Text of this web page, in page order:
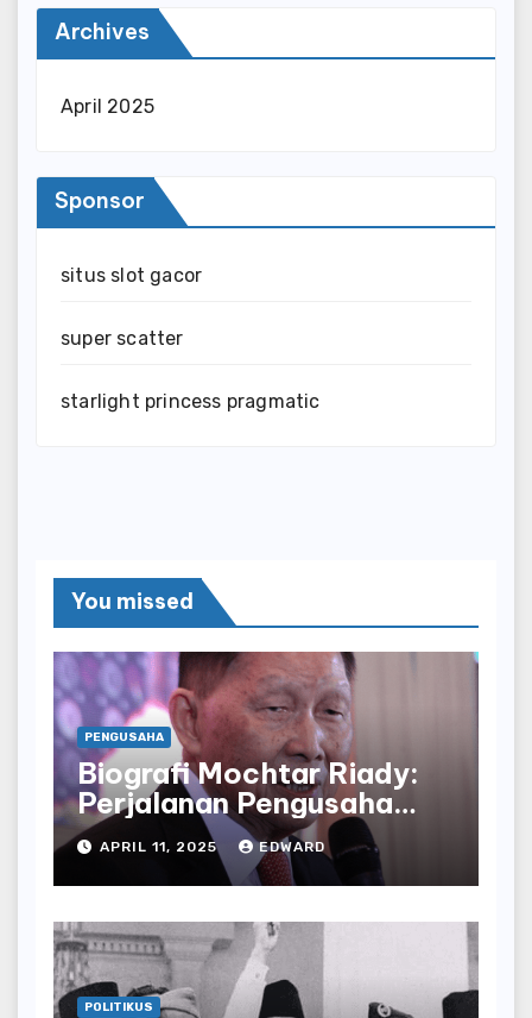
Archives
April 2025
Sponsor
situs slot gacor
super scatter
starlight princess pragmatic
You missed
PENGUSAHA
Biografi Mochtar Riady:
Perjalanan Pengusaha
yang Mendirikan Lippo
Group
APRIL 11, 2025 EDWARD
POLITIKUS